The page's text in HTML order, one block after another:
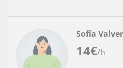
14€/h
Sofía